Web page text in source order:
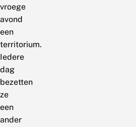
vroege
avond
een
territorium.
Iedere
dag
bezetten
ze
een
ander